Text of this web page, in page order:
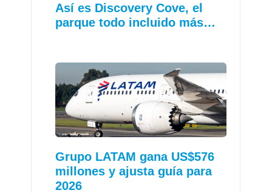
Así es Discovery Cove, el
parque todo incluido más…
Grupo LATAM gana US$576
millones y ajusta guía para
2026